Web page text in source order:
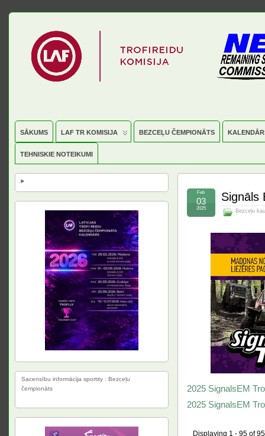
SĀKUMS LAF TR KOMISIJA BEZCEĻU ČEMPIONĀTS
TEHNISKIE NOTEIKUMI
Signāls
Bezceļu
Feb
03
2025
2025 SignalsEM
2025 SignalsEM
Displaying 1 - 95 of 95
Sacensību informācija sportity : Bezceļu
čempionāts